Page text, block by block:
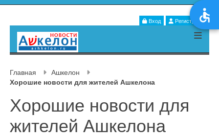
Вход Регистрация
Главная
Ашкелон
Хорошие новости для жителей Ашкелона
Хорошие новости для
жителей Ашкелона